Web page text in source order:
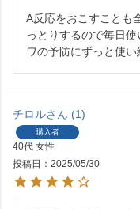
A反応をおこすことも
っとりするので毎日
ワの予防にずっと使い
チロル 1
購入者
40代 女性
投稿日
2025/05/30